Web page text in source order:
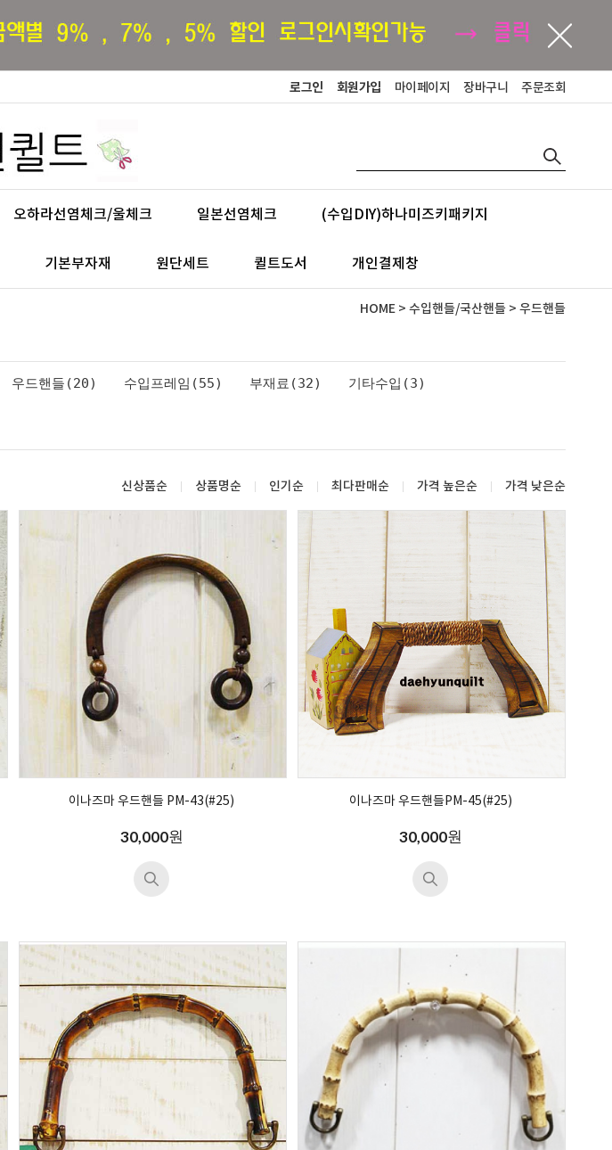
로그인 회원가입 마이페이지 장바구니 주문조회
오하라선염체크/울체크 일본선염체크 (수입DIY)하나미즈키패키지
기본부자재 원단세트 퀼트도서 개인결제창
HOME > 수입핸들/국산핸들 > 우드핸들
우드핸들(20) 수입프레임(55) 부재료(32) 기타수입(3)
신상품순 상품명순 인기순 최다판매순 가격 높은순 가격 낮은순
이나즈마 우드핸들 PM-43(#25)
30,000원
이나즈마 우드핸들PM-45(#25)
30,000원